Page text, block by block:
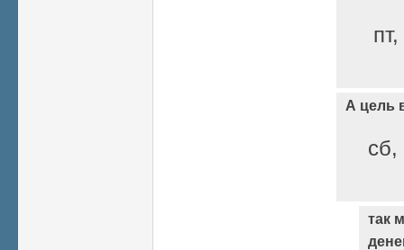
А цель
сб,
так